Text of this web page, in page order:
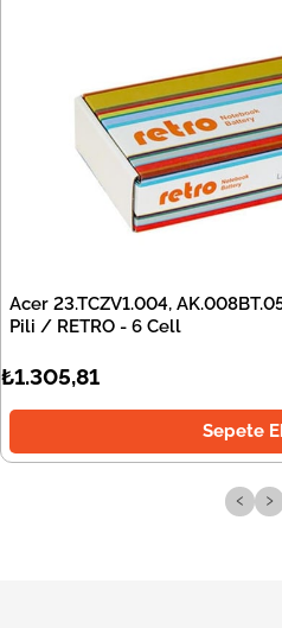
Acer 23.TCZV1.004,
Pili / RETRO - 6 Cell
₺1.305,81
Sepete
‹ ›